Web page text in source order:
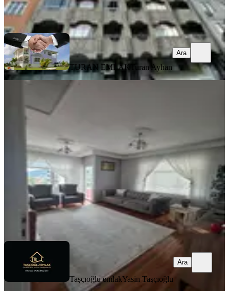
TURAN EMLAK Turan Ayhan
Ara
Taşçioğlu Emlaktan Satılık Uygun
Merkez, Tophane Mahallesi
3+1 · 6. Kat·01.08.2026
3.750.000 ₺
Taşçıoğlu emlakYasin Taşçıoğlu
Taşçıoğlu emlakYasin Taşçıoğlu
Ara